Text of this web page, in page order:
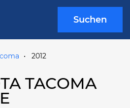
Suchen
2012
TACOMA